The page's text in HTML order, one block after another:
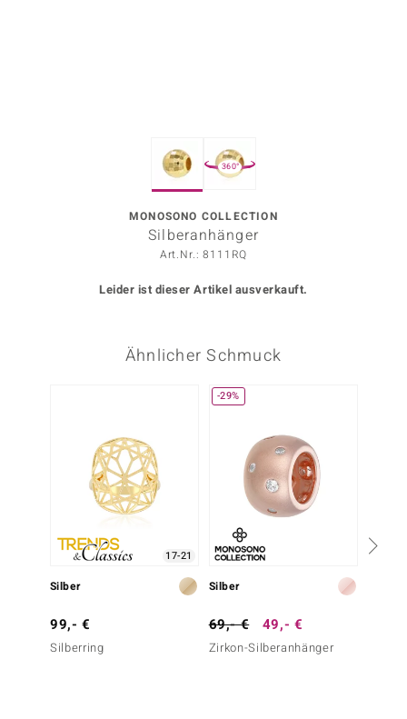
Collection
BY DE MELO
360°
MONOSONO COLLECTION
Silberanhänger
Art.Nr.: 8111RQ
Leider ist dieser Artikel ausverkauft.
Ähnlicher Schmuck
17-21
Silber
99,- €
Silberring
-29%
Silber
69,- € 49,- €
Zirkon-Silberanhänger